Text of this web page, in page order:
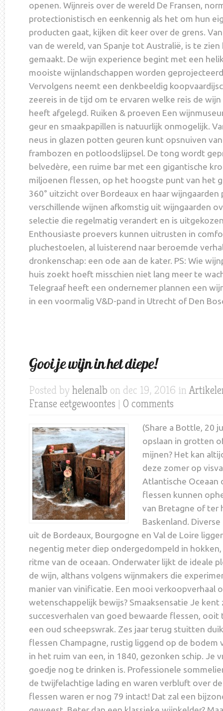
openen. Wijnreis over de wereld De Fransen,
protectionistisch en eenkennig als het om hun
producten gaat, kijken dit keer over de grens.
van de wereld, van Spanje tot Australië, is te
gemaakt. De wijn experience begint met een
mooiste wijnlandschappen worden
Vervolgens neemt een denkbeeldig
zeereis in de tijd om te ervaren welke reis de
heeft afgelegd. Ruiken & proeven Een
geur en smaakpapillen is natuurlijk onmogelijk.
neus in glazen potten geuren kunt opsnuiven
frambozen en potloodslijpsel. De tong wordt
belvedère, een ruime bar met een gigantische
miljoenen flessen, op het hoogste punt van het
360° uitzicht over Bordeaux en haar
verschillende wijnen afkomstig uit wijngaarden
selectie die regelmatig verandert en is
Enthousiaste proevers kunnen uitrusten in
pluchestoelen, al luisterend naar beroemde
dronkenschap: een ode aan de kater. PS: Wie
huis zoekt hoeft misschien niet lang meer te
Telegraaf heeft een ondernemer plannen een
in een voormalig V&D-pand in Utrecht of Den
Gooi je wijn in het diepe!
Posted by helenalb on dec 19, 2016 in
Franse eetgewoontes | 0 comments
(Share a Bottle, 20
opslaan in grotten
mijnen? Het kan
deze zomer op
Atlantische Oceaan
flessen kunnen
van Bretagne of ter
Baskenland.
uit de Bordeaux, Bourgogne en Val de Loire
negentig meter diep ondergedompeld in
ritme van de oceaan. Onderwater lijkt de ideale
de wijn, althans volgens wijnmakers die
manier van vinificatie. Een mooi verkoopverhaal
wetenschappelijk bewijs? Smaaksensatie Je kent
succesverhalen van goed bewaarde flessen,
een oud scheepswrak. Zes jaar terug stuitten
flessen Champagne, rustig liggend op de bodem
in het ruim van een, in 1840, gezonken schip. Je
goedje nog te drinken is. Professionele
de twijfelachtige lading en waren verbluft over de
flessen waren er nog 79 intact! Dat zal een